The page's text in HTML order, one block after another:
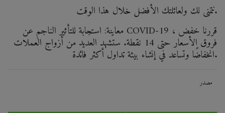
نتمنى لك ولعائلتك الأفضل خلال هذا الوقت.
معاينة: استجابة للتأثير الناجم عن COVID-19 ، قررنا خفض
فروق الأسعار حتى 14 نقطة. ستشهد العديد من أزواج العملات
انخفاضًا وتساعد في إنشاء بيئة تداول أكثر فائدة.
مصدر